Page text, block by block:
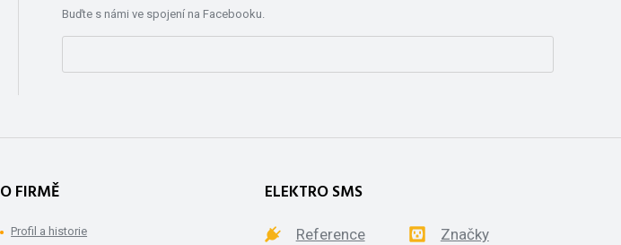
Buďte s námi ve spojení na Facebooku.
O FIRMĚ
Profil a historie
ELEKTRO SMS
Reference
Značky